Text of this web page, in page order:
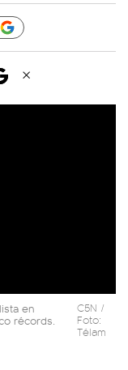
en
récords.
C5N /
Foto:
Télam